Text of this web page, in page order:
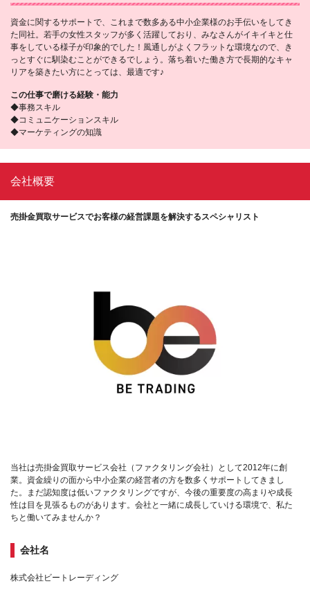
資金に関するサポートで、これまで数多ある中小企業様のお手伝いをしてき
た同社。若手の女性スタッフが多く活躍しており、みなさんがイキイキと仕
事をしている様子が印象的でした！風通しがよくフラットな環境なので、き
っとすぐに馴染むことができるでしょう。落ち着いた働き方で長期的なキャ
リアを築きたい方にとっては、最適です♪
この仕事で磨ける経験・能力
◆事務スキル
◆コミュニケーションスキル
◆マーケティングの知識
会社概要
売掛金買取サービスでお客様の経営課題を解決するスペシャリスト
当社は売掛金買取サービス会社（ファクタリング会社）として2012年に創
業。資金繰りの面から中小企業の経営者の方を数多くサポートしてきまし
た。まだ認知度は低いファクタリングですが、今後の重要度の高まりや成長
性は目を見張るものがあります。会社と一緒に成長していける環境で、私た
ちと働いてみませんか？
会社名
株式会社ビートレーディング